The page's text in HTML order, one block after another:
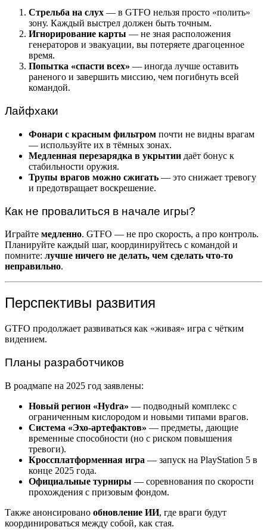
Стрельба на слух — в GTFO нельзя просто «полить»
зону. Каждый выстрел должен быть точным.
Игнорирование карты — не зная расположения
генераторов и эвакуации, вы потеряете драгоценное
время.
Попытка «спасти всех» — иногда лучше оставить
раненого и завершить миссию, чем погибнуть всей
командой.
Лайфхаки
Фонари с красным фильтром почти не видны врагам
— используйте их в тёмных зонах.
Медленная перезарядка в укрытии даёт бонус к
стабильности оружия.
Трупы врагов можно сжигать — это снижает тревогу
и предотвращает воскрешение.
Как не провалиться в начале игры?
Играйте медленно. GTFO — не про скорость, а про контроль.
Планируйте каждый шаг, координируйтесь с командой и
помните: лучше ничего не делать, чем сделать что-то
неправильно.
Перспективы развития
GTFO продолжает развиваться как «живая» игра с чётким
видением.
Планы разработчиков
В роадмапе на 2025 год заявлены:
Новый регион «Hydra» — подводный комплекс с
ограниченным кислородом и новыми типами врагов.
Система «Эхо-артефактов» — предметы, дающие
временные способности (но с риском повышения
тревоги).
Кроссплатформенная игра — запуск на PlayStation 5 в
конце 2025 года.
Официальные турниры — соревнования по скорости
прохождения с призовым фондом.
Также анонсировано обновление ИИ, где враги будут
координироваться между собой, как стая.